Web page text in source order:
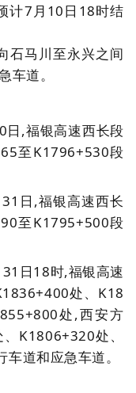
计7月10日18时结
石马川至永兴之间
道。
,福银高速西长段
至K1796+530段
日,福银高速西长
至K1795+500段
日18时,福银高速
处、K18
处,西安方
K1806+320处、
道和应急车道。